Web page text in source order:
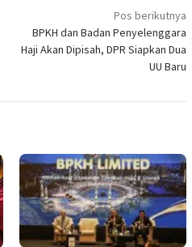
Pos berikutnya
BPKH dan Badan Penyelenggara
Haji Akan Dipisah, DPR Siapkan Dua
UU Baru